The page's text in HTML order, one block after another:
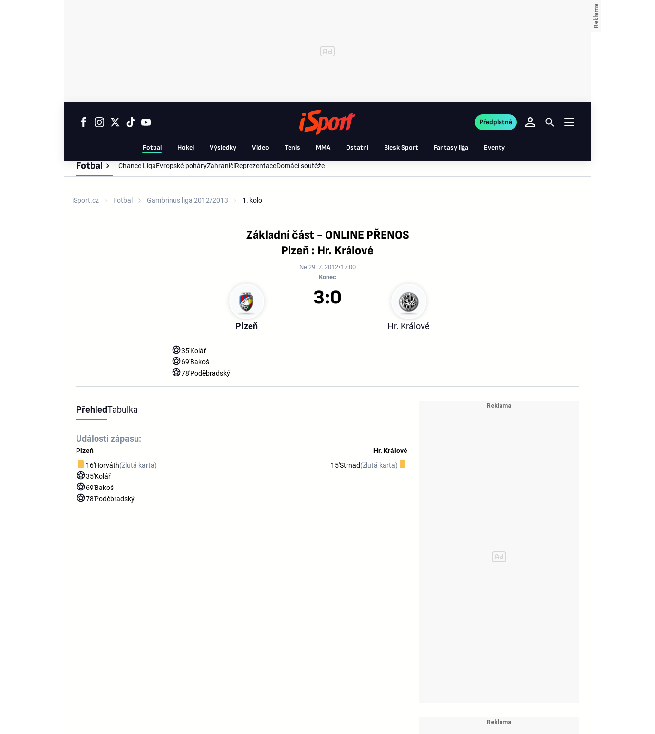
Fotbal Hokej Výsledky Video Tenis MMA Ostatní Blesk Sport Fantasy liga Eventy
Předplatné
Fotbal Chance LigaEvropské poháryZahraničíReprezentaceDomácí soutěže
iSport.cz Fotbal Gambrinus liga 2012/2013 1. kolo
Základní část - ONLINE PŘENOS
Plzeň : Hr. Králové
Ne 29. 7. 2012 17:00
Konec
Plzeň Hr. Králové
3:0
35'Kolář
69'Bakoš
78'Poděbradský
PřehledTabulka
Události zápasu:
Plzeň
16'Horváth(žlutá karta)
35'Kolář
69'Bakoš
78'Poděbradský
Hr. Králové
15'Strnad(žlutá karta)